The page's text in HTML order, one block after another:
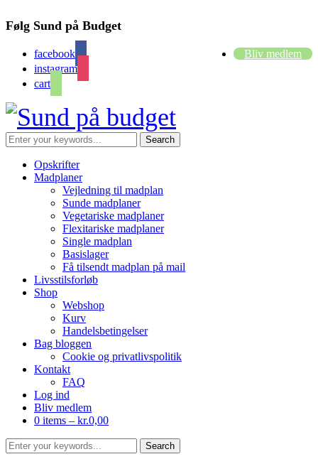
Følg Sund på Budget
facebook
instagram
cart
Bliv medlem
Opskrifter
Madplaner
Vejledning til madplan
Sunde madplaner
Vegetariske madplaner
Flexitariske madplaner
Single madplan
Basislager
Få tilsendt madplan på mail
Livsstilsforløb
Shop
Webshop
Kurv
Handelsbetingelser
Bag bloggen
Cookie og privatlivspolitik
Kontakt
FAQ
Log ind
Bliv medlem
0 items – kr.0,00